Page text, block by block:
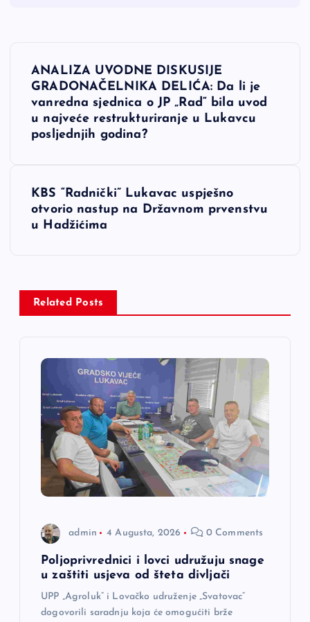
ANALIZA UVODNE DISKUSIJE
GRADONAČELNIKA DELIĆA: Da li je
vanredna sjednica o JP „Rad“ bila uvod
u najveće restrukturiranje u Lukavcu
posljednjih godina?
KBS “Radnički” Lukavac uspješno
otvorio nastup na Državnom prvenstvu
u Hadžićima
Related Posts
admin 4 Augusta, 2026 0 Comments
Poljoprivrednici i lovci udružuju snage
u zaštiti usjeva od šteta divljači
UPP „Agroluk“ i Lovačko udruženje „Svatovac“
dogovorili saradnju koja će omogućiti brže